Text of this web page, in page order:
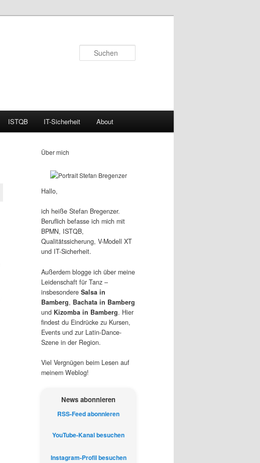
ISTQB IT-Sicherheit About
Über mich
Hallo,
ich heiße Stefan Bregenzer.
Beruflich befasse ich mich mit
BPMN, ISTQB,
Qualitätssicherung, V-Modell XT
und IT-Sicherheit.
Außerdem blogge ich über meine
Leidenschaft für Tanz –
insbesondere Salsa in
Bamberg, Bachata in Bamberg
und Kizomba in Bamberg. Hier
findest du Eindrücke zu Kursen,
Events und zur Latin-Dance-
Szene in der Region.
Viel Vergnügen beim Lesen auf
meinem Weblog!
News abonnieren
RSS-Feed abonnieren
YouTube-Kanal besuchen
Instagram-Profil besuchen